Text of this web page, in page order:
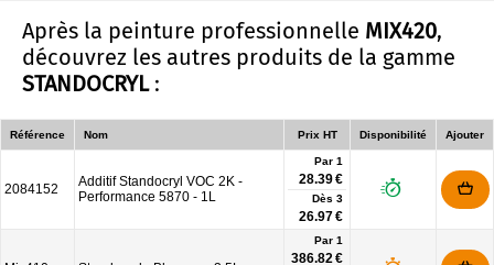
Après la peinture professionnelle MIX420,
découvrez les autres produits de la gamme
STANDOCRYL:
Référence Nom Prix HT Disponibilité Ajouter
2084152
Additif Standocryl VOC 2K -
Performance 5870 - 1L
Par 1
28.39 €
Dès 3
26.97 €
Par 1
386.82 €